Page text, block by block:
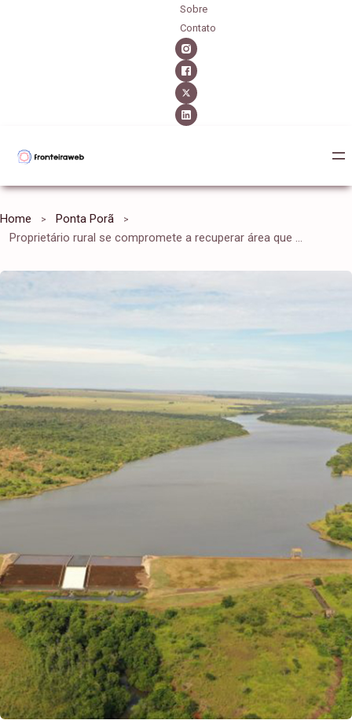
Sobre
Contato
Home
Ponta Porã
Proprietário rural se compromete a recuperar área que fica na APA Guariroba